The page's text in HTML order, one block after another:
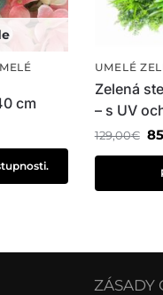
cm
UMELÉ
Zelená
– s UV
129,00€
ZÁSADY